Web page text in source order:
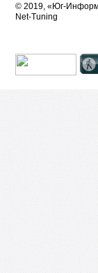
© 2019, «Юг-
Net-Tuning